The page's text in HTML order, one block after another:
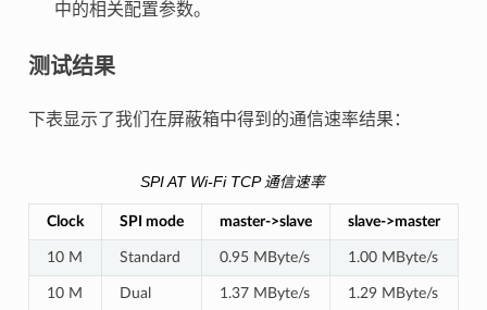
中的相关配置参数。
测试结果
下表显示了我们在屏蔽箱中得到的通信速率结果：
SPI AT Wi-Fi TCP 通信速率
Clock SPI mode master->slave slave->master
10 M Standard 0.95 MByte/s 1.00 MByte/s
10 M Dual 1.37 MByte/s 1.29 MByte/s